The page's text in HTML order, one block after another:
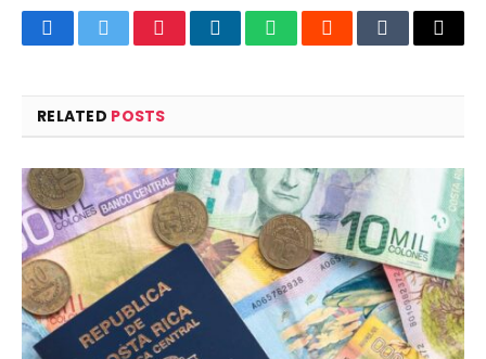
FacebookTwitterPinterestLinkedInWhatsAppRedditTumblrEmail
RELATED POSTS